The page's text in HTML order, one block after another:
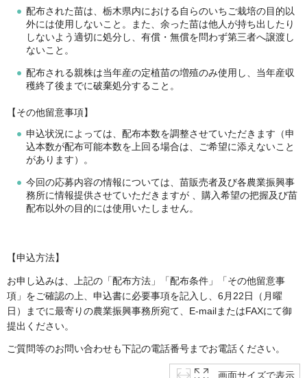
配布された苗は、栃木県内における自らのいちご栽培の目的以
外には使用しないこと。また、余った苗は他人が持ち出したり
しないよう適切に処分し、有償・無償を問わず第三者へ譲渡し
ないこと。
配布される親株は当年産の定植苗の増殖のみ使用し、当年産収
穫終了後までに破棄処分すること。
【その他留意事項】
申込状況によっては、配布本数を調整させていただきます（申
込本数が配布可能本数を上回る場合は、ご希望に添えないこと
があります）。
今回の応募内容の情報については、苗販売者及び各農業振興事
務所に情報提供させていただきますが 、購入希望の把握及び苗
配布以外の目的には使用いたしません。
【申込方法】
お申し込みは、上記の「配布方法」「配布条件」「その他留意事
項」をご確認の上、申込書に必要事項を記入し、6月22日（月曜
日）までに最寄りの農業振興事務所宛て、E-mailまたはFAXにて御
提出ください。
ご質問等のお問い合わせも下記の電話番号までお電話ください。
画面サイズで表示